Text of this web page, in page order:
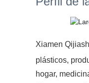
Xiamen
plásticos,
hogar,